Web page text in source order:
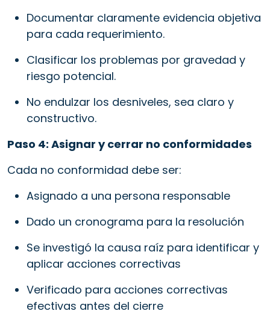
Documentar claramente evidencia objetiva
para cada requerimiento.
Clasificar los problemas por gravedad y
riesgo potencial.
No endulzar los desniveles, sea claro y
constructivo.
Paso 4: Asignar y cerrar no conformidades
Cada no conformidad debe ser:
Asignado a una persona responsable
Dado un cronograma para la resolución
Se investigó la causa raíz para identificar y
aplicar acciones correctivas
Verificado para acciones correctivas
efectivas antes del cierre